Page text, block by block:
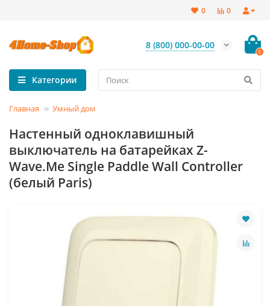
0
0
8 (800) 000-00-00
0
Категории
Главная Умный дом
Настенный одноклавишный
выключатель на батарейках Z-
Wave.Me Single Paddle Wall Controller
(белый Paris)